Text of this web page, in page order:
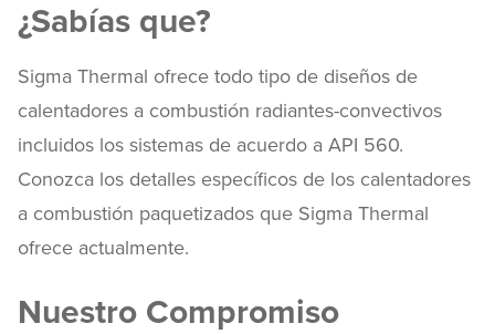
¿Sabías que?
Sigma Thermal ofrece todo tipo de diseños de
calentadores a combustión radiantes-convectivos
incluidos los sistemas de acuerdo a API 560.
Conozca los detalles específicos de los calentadores
a combustión paquetizados que Sigma Thermal
ofrece actualmente.
Nuestro Compromiso